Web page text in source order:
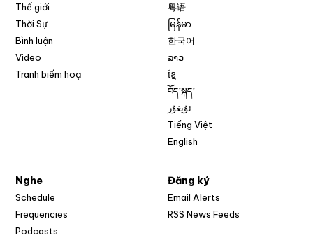
Thế giới
Thời Sự
Bình luận
Video
Tranh biếm hoạ
粤语
မြန်မာ
한국어
ລາວ
ខ្មែ
བོད་སྐད།
ئۇيغۇر
Tiếng Việt
English
Nghe
Schedule
Frequencies
Podcasts
Đăng ký
Email Alerts
RSS News Feeds